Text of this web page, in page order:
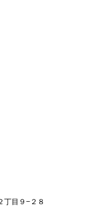
丁目９−２８